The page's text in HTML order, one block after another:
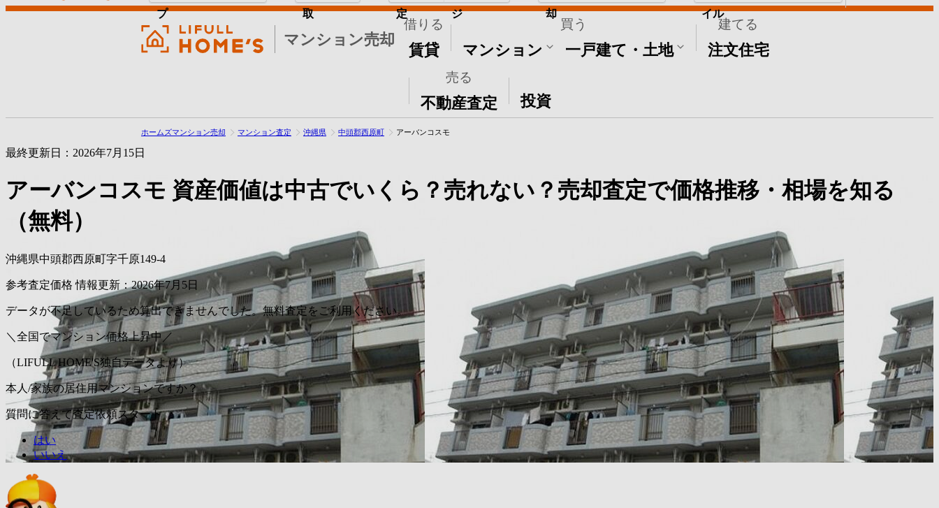
マンション売却
借りる
賃貸
買う
マンション 一戸建て・土地
建てる
注文住宅
売る
不動産査定
その他
投資
プ 取 定 ジ 却 イル
ホームズマンション売却 マンション査定 沖縄県 中頭郡西原町 アーバンコスモ
最終更新日：2026年7月15日
アーバンコスモ 資産価値は中古でいくら？売れない？売却査定で価格推移・相場を知る
（無料）
沖縄県中頭郡西原町字千原149-4
参考査定価格 情報更新：2026年7月5日
データが不足しているため算出できませんでした。無料査定をご利用ください。
＼全国でマンション価格上昇中／
（LIFULL HOME'S独自データより）
本人/家族の居住用マンションですか？
質問に答えて査定依頼スタート
はい
いいえ